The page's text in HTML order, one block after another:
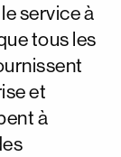
service à
tous les
et
à